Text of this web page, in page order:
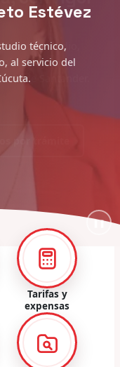
Estévez
técnico,
al servicio del
❚❚
Tarifas y
expensas